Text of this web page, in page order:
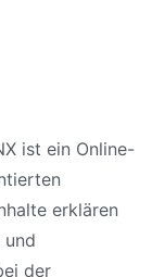
ist ein Online-
erklären
der